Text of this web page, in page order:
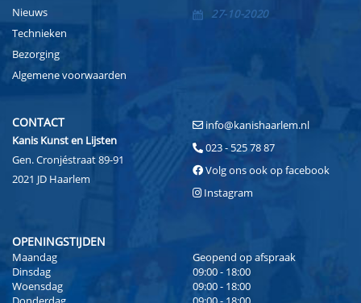
Nieuws
Technieken
Bezorging
Algemene voorwaarden
27-10-2020
CONTACT
Kanis Kunst en Lijsten
Gen. Cronjéstraat 89-91
2021 JD Haarlem
info@kanishaarlem.nl
023 - 525 78 87
Volg ons ook op facebook
Instagram
OPENINGSTIJDEN
Maandag
Geopend op afspraak
Dinsdag
09:00 - 18:00
Woensdag
09:00 - 18:00